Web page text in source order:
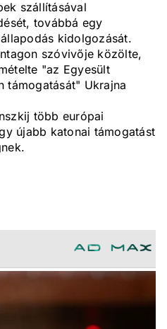
szállításával
továbbá egy
kidolgozását.
szóvivője közölte,
"az Egyesült
támogatását" Ukrajna
több európai
újabb katonai támogatást